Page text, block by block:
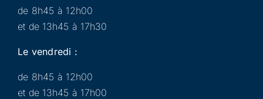
de 8h45 à 12h00
et de 13h45 à 17h30
Le vendredi :
de 8h45 à 12h00
et de 13h45 à 17h00